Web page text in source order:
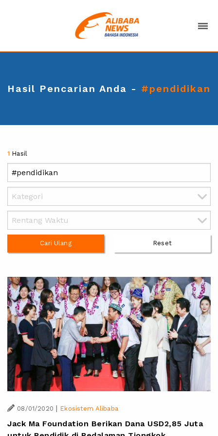
Hasil Pencarian Anda - #pendidikan
1 Hasil
Cari Ulang Reset
08/01/2020 | Ekosistem Alibaba
Jack Ma Foundation Berikan Dana USD2,85 Juta